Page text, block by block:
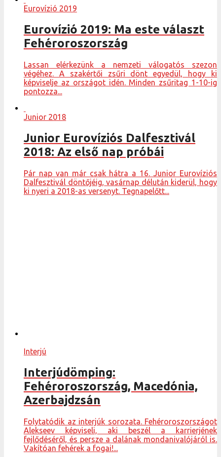
Eurovízió 2019
Eurovízió 2019: Ma este választ
Fehéroroszország
Lassan elérkezünk a nemzeti válogatós szezon
végéhez. A szakértői zsűri dönt egyedül, hogy ki
képviselje az országot idén. Minden zsűritag 1-10-ig
pontozza...
Junior 2018
Junior Eurovíziós Dalfesztivál
2018: Az első nap próbái
Pár nap van már csak hátra a 16. Junior Eurovíziós
Dalfesztivál döntőjéig, vasárnap délután kiderül, hogy
ki nyeri a 2018-as versenyt. Tegnapelőtt...
Interjú
Interjúdömping:
Fehéroroszország, Macedónia,
Azerbajdzsán
Folytatódik az interjúk sorozata. Fehéroroszországot
Alekseev képviseli, aki beszél a karrierjének
fejlődéséről, és persze a dalának mondanivalójáról is.
Vakítóan fehérek a fogai!...